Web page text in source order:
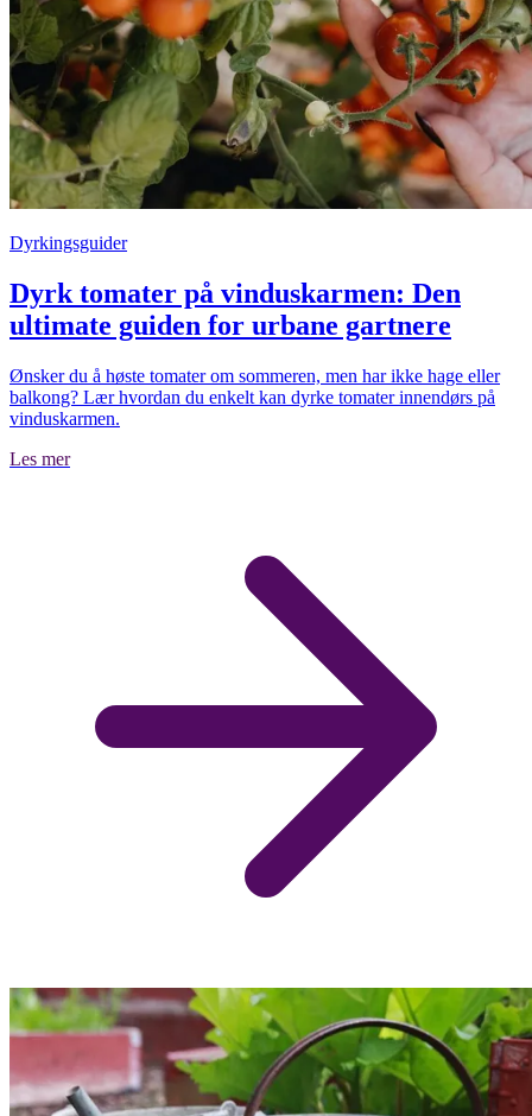
Dyrkingsguider
Dyrk tomater på vinduskarmen: Den
ultimate guiden for urbane gartnere
Ønsker du å høste tomater om sommeren, men har ikke hage eller
balkong? Lær hvordan du enkelt kan dyrke tomater innendørs på
vinduskarmen.
Les mer